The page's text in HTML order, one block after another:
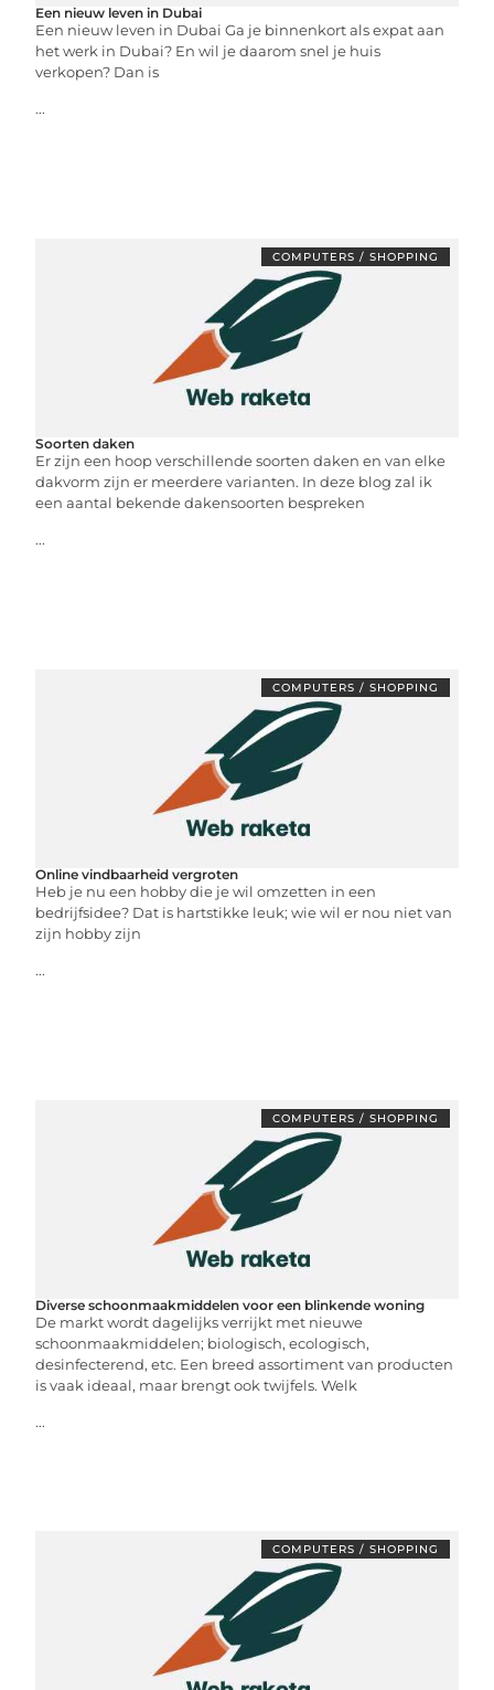
Een nieuw leven in Dubai
Een nieuw leven in Dubai Ga je binnenkort als expat aan
het werk in Dubai? En wil je daarom snel je huis
verkopen? Dan is
...
COMPUTERS / SHOPPING
Soorten daken
Er zijn een hoop verschillende soorten daken en van elke
dakvorm zijn er meerdere varianten. In deze blog zal ik
een aantal bekende dakensoorten bespreken
...
COMPUTERS / SHOPPING
Online vindbaarheid vergroten
Heb je nu een hobby die je wil omzetten in een
bedrijfsidee? Dat is hartstikke leuk; wie wil er nou niet van
zijn hobby zijn
...
COMPUTERS / SHOPPING
Diverse schoonmaakmiddelen voor een blinkende woning
De markt wordt dagelijks verrijkt met nieuwe
schoonmaakmiddelen; biologisch, ecologisch,
desinfecterend, etc. Een breed assortiment van producten
is vaak ideaal, maar brengt ook twijfels. Welk
...
COMPUTERS / SHOPPING